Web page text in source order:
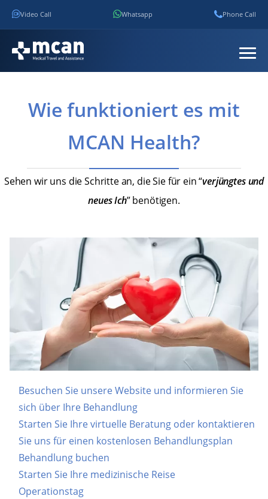
Video Call Whatsapp Phone Call
Wie funktioniert es mit
MCAN Health?
Sehen wir uns die Schritte an, die Sie für ein “verjüngtes und
neues Ich” benötigen.
Besuchen Sie unsere Website und informieren Sie
sich über Ihre Behandlung
Starten Sie Ihre virtuelle Beratung oder kontaktieren
Sie uns für einen kostenlosen Behandlungsplan
Behandlung buchen
Starten Sie Ihre medizinische Reise
Operationstag